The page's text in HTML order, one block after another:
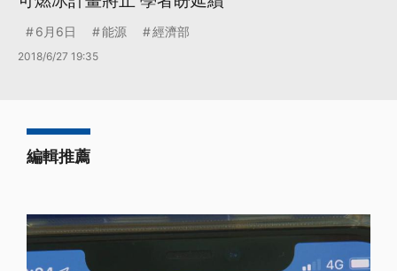
6月6日 能源 經濟部
2018/6/27 19:35
編輯推薦